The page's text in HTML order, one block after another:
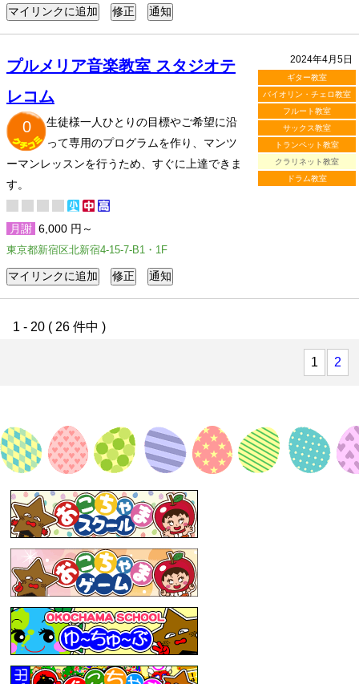
2024年4月5日
ギター教室
バイオリン・チェロ教室
フルート教室
サックス教室
トランペット教室
クラリネット教室
ドラム教室
プルメリア音楽教室 スタジオテ
レコム
0
生徒様一人ひとりの目標やご希望に沿
って専用のプログラムを作り、マンツ
ーマンレッスンを行うため、すぐに上達できま
す。
月謝 6,000 円～
東京都新宿区北新宿4-15-7-B1・1F
1 - 20 ( 26 件中 )
1 2